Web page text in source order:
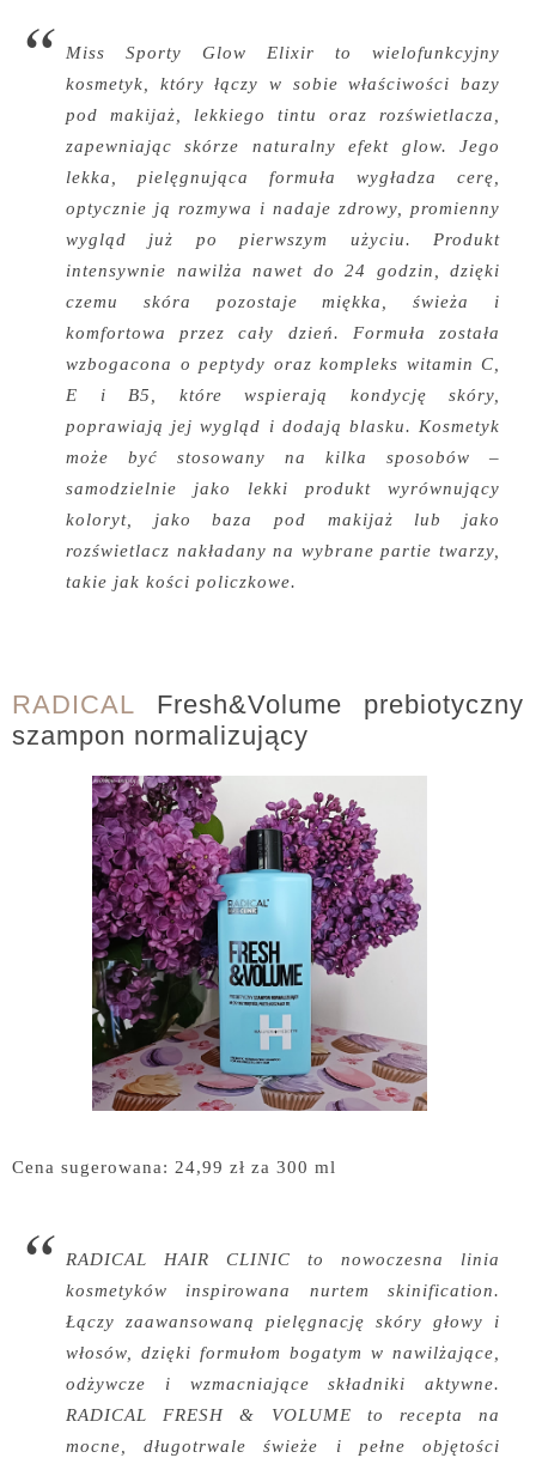
Miss Sporty Glow Elixir to wielofunkcyjny
kosmetyk, który łączy w sobie właściwości bazy
pod makijaż, lekkiego tintu oraz rozświetlacza,
zapewniając skórze naturalny efekt glow. Jego
lekka, pielęgnująca formuła wygładza cerę,
optycznie ją rozmywa i nadaje zdrowy, promienny
wygląd już po pierwszym użyciu. Produkt
intensywnie nawilża nawet do 24 godzin, dzięki
czemu skóra pozostaje miękka, świeża i
komfortowa przez cały dzień. Formuła została
wzbogacona o peptydy oraz kompleks witamin C,
E i B5, które wspierają kondycję skóry,
poprawiają jej wygląd i dodają blasku. Kosmetyk
może być stosowany na kilka sposobów –
samodzielnie jako lekki produkt wyrównujący
koloryt, jako baza pod makijaż lub jako
rozświetlacz nakładany na wybrane partie twarzy,
takie jak kości policzkowe.
RADICAL Fresh&Volume prebiotyczny
szampon normalizujący
Cena sugerowana: 24,99 zł za 300 ml
RADICAL HAIR CLINIC to nowoczesna linia
kosmetyków inspirowana nurtem skinification.
Łączy zaawansowaną pielęgnację skóry głowy i
włosów, dzięki formułom bogatym w nawilżające,
odżywcze i wzmacniające składniki aktywne.
RADICAL FRESH & VOLUME to recepta na
mocne, długotrwale świeże i pełne objętości